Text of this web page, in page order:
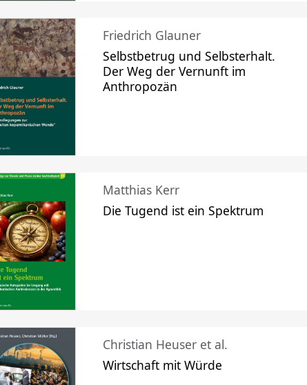
Friedrich Glauner
Selbstbetrug und Selbsterhalt.
Der Weg der Vernunft im
Anthropozän
Matthias Kerr
Die Tugend ist ein Spektrum
Christian Heuser et al.
Wirtschaft mit Würde